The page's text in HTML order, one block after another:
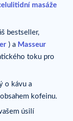
masáže
bestseller,
) a Masseur
toku pro
o kávu a
kofeinu.
úsilí